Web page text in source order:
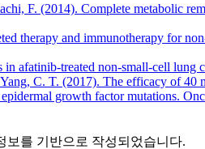
F. (2014). Complete metabolic
and immunotherapy for
afatinib-treated non-small-cell lung
C. T. (2017). The efficacy of 40
growth factor mutations.
보를 기반으로 작성되었습니다.